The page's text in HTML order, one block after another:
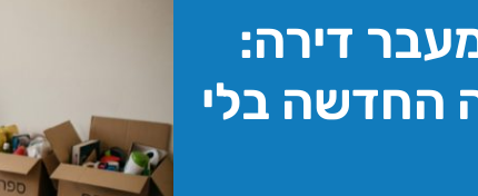
דירה:
החדשה בלי